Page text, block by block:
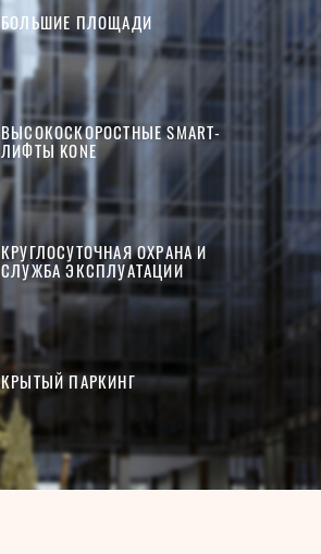
БОЛЬШИЕ ПЛОЩАДИ
ВЫСОКОСКОРОСТНЫЕ SMART-
ЛИФТЫ KONE
КРУГЛОСУТОЧНАЯ ОХРАНА И
СЛУЖБА ЭКСПЛУАТАЦИИ
КРЫТЫЙ ПАРКИНГ